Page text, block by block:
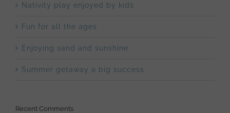
Nativity play enjoyed by kids
Fun for all the ages
Enjoying sand and sunshine
Summer getaway a big success
Recent Comments